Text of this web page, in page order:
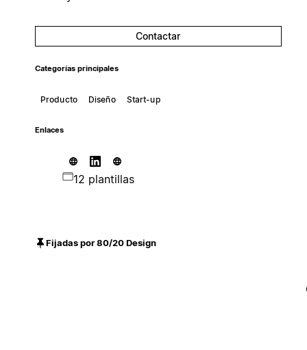
Contactar
Categorías principales
Producto Diseño Start-up
Enlaces
12 plantillas
Fijadas por 80/20 Design